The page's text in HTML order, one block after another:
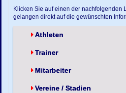
Klicken Sie auf einen der nachfolgenden
gelangen direkt auf die gewünschten
Athleten
Trainer
Mitarbeiter
Vereine / Stadien